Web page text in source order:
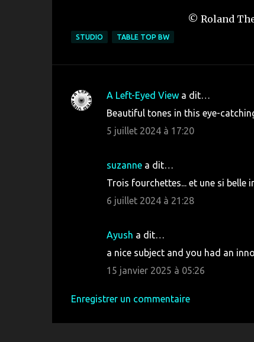
© Roland
STUDIO TABLE TOP BW
C
A Left-Eyed Viewa dit…
Beautiful tones in this eye-
5 juillet 2024 à 17:20
suzannea dit…
Trois fourchettes... et une si belle
6 juillet 2024 à 21:28
Ayush a dit…
a nice subject and you had an
15 janvier 2025 à 05:26
Enregistrer un commentaire